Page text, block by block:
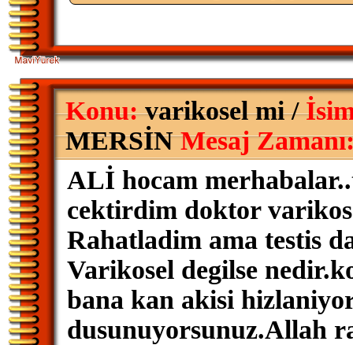
Konu:varikosel mi /
MERSİNMesaj
ALİ hocam
cektirdim doktor
Rahatladim ama testis
Varikosel degilse
bana kan akisi
dusunuyorsunuz.Allah